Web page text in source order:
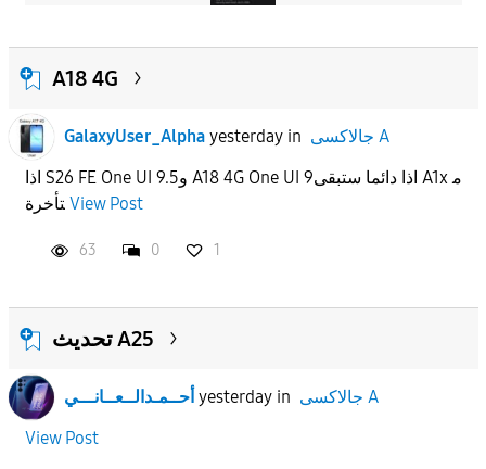
A18 4G
GalaxyUser_Alpha yesterdayin
جالاكسى A
اذا S26 FE One UI 9.5و A18 4G One UI 9اذا دائما ستبقى A1x م
تأخرة View Post
63 0 1
تحديث A25
أحــمـدالــعــانـــي yesterdayin
جالاكسى A
View Post